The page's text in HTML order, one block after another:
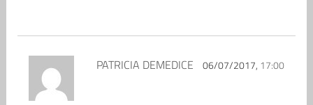
PATRICIA DEMEDICE 06/07/2017, 17:00